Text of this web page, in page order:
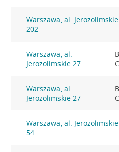
Warszawa, al. Jerozolimskie
202
Warszawa, al.
Jerozolimskie 27
Warszawa, al.
Jerozolimskie 27
Warszawa, al. Jerozolimskie
54